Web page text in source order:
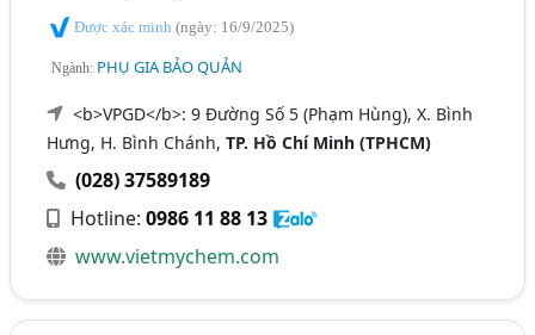
Được xác minh(ngày: 16/9/2025)
Ngành: PHỤ GIA BẢO QUẢN
<b>VPGD</b>: 9 Đường Số 5 (Phạm Hùng), X. Bình
Hưng, H. Bình Chánh,TP. Hồ Chí Minh (TPHCM)
(028) 37589189
Hotline:0986 11 88 13
www.vietmychem.com